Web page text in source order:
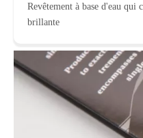
Revêtement à base d'eau qui
brillante